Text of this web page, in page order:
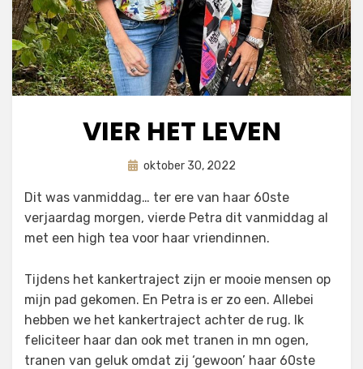
VIER HET LEVEN
doorastrid
Geplaatst
oktober 30, 2022
Dit was vanmiddag… ter ere van haar 60ste
verjaardag morgen, vierde Petra dit vanmiddag al
met een high tea voor haar vriendinnen.
Tijdens het kankertraject zijn er mooie mensen op
mijn pad gekomen. En Petra is er zo een. Allebei
hebben we het kankertraject achter de rug. Ik
feliciteer haar dan ook met tranen in mn ogen,
tranen van geluk omdat zij ‘gewoon’ haar 60ste